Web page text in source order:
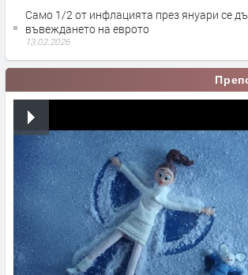
Само 1/2 от инфлацията през януари се
въвеждането на еврото
13.02.2026